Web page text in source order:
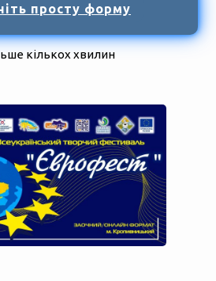
просту форму
кількох хвилин